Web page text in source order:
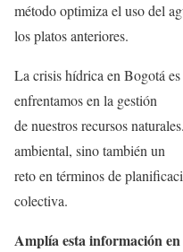
método optimiza el uso del
los platos anteriores.
La crisis hídrica en Bogotá
enfrentamos en la gestión
de nuestros recursos
ambiental, sino también un
reto en términos de
colectiva.
Amplía esta información